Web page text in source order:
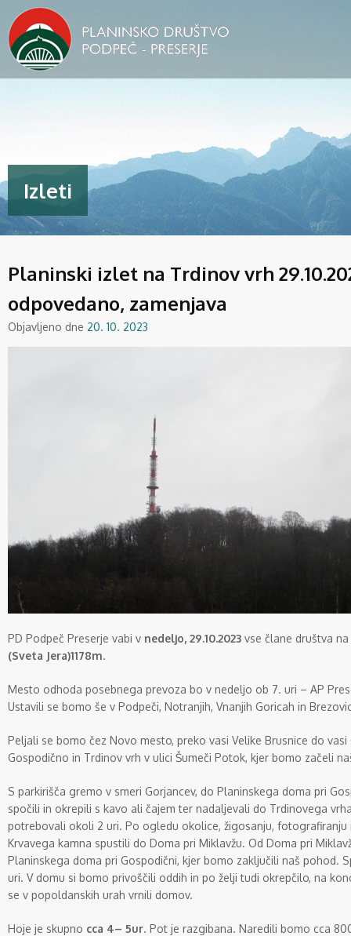
Izleti
Planinski izlet na Trdinov vrh
odpovedano, zamenjava
Objavljeno dne 20. 10. 2023
PD Podpeč Preserje vabi v nedeljo, 29.10.2023 vse člane društva
(Sveta Jera)1178m.
Mesto odhoda posebnega prevoza bo v nedeljo ob 7. uri – AP
Ustavili se bomo še v Podpeči, Notranjih, Vnanjih Goricah in
Peljali se bomo čez Novo mesto, preko vasi Velike Brusnice do
Gospodično in Trdinov vrh v ulici Šumeči Potok, kjer bomo začeli
S parkirišča gremo v smeri Gorjancev, do Planinskega doma pri
spočili in okrepili s kavo ali čajem ter nadaljevali do Trdinovega
potrebovali okoli 2 uri. Po ogledu okolice, žigosanju,
Krvavega kamna spustili do Doma pri Miklavžu. Od Doma pri
Planinskega doma pri Gospodični, kjer bomo zaključili naš pohod.
uri. V domu si bomo privoščili oddih in po želji tudi okrepčilo, na
se v popoldanskih urah vrnili domov.
Hoje je skupno cca 4– 5ur. Pot je razgibana. Naredili bomo cca